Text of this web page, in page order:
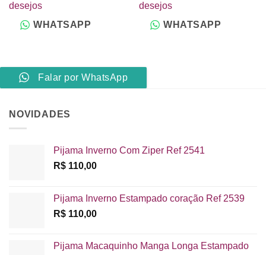
desejos
WHATSAPP
desejos
WHATSAPP
Falar por WhatsApp
NOVIDADES
Pijama Inverno Com Ziper Ref 2541
R$ 110,00
Pijama Inverno Estampado coração Ref 2539
R$ 110,00
Pijama Macaquinho Manga Longa Estampado